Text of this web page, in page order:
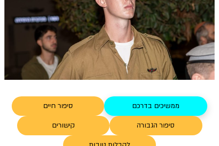
ממשיכים בדרכם סיפור חיים
סיפור הגבורה קישורים